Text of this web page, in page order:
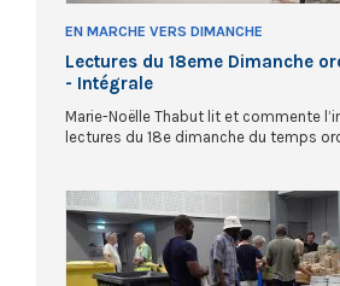
EN MARCHE VERS DIMANCHE
Lectures du 18eme Dimanche
- Intégrale
Marie-Noëlle Thabut lit et commente
lectures du 18e dimanche du temps